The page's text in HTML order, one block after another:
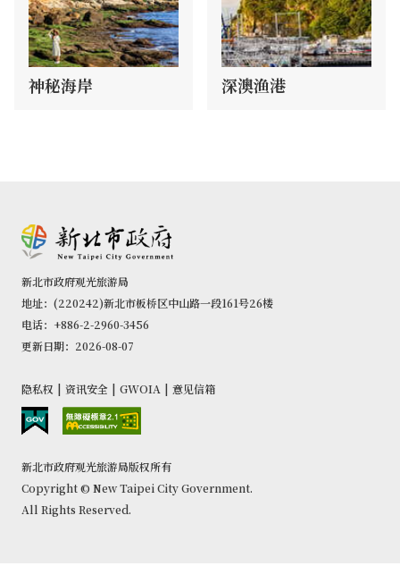
神秘海岸 深澳渔港
新北市政府观光旅游局
地址：(220242)新北市板桥区中山路一段161号26楼
电话：+886-2-2960-3456
更新日期：2026-08-07
隐私权 | 资讯安全 | GWOIA | 意见信箱
新北市政府观光旅游局版权所有
Copyright © New Taipei City Government.
All Rights Reserved.